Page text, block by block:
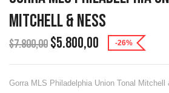
Mitchell & Ness
$7.800,00 $5.800,00 -26%
Gorra MLS Philadelphia Union Tonal Mitchell